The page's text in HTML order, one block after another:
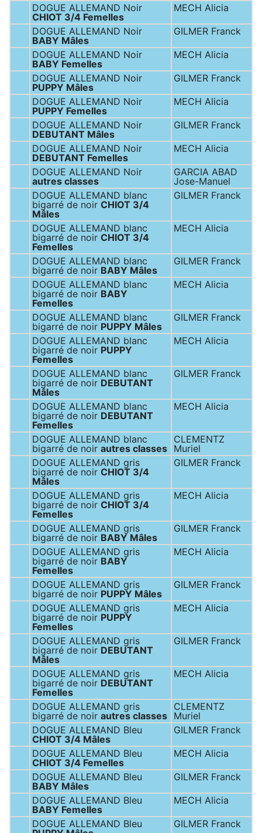
DOGUE ALLEMAND Noir
CHIOT 3/4 Femelles
MECH Alicia
DOGUE ALLEMAND Noir
BABY Mâles
GILMER Franck
DOGUE ALLEMAND Noir
BABY Femelles
MECH Alicia
DOGUE ALLEMAND Noir
PUPPY Mâles
GILMER Franck
DOGUE ALLEMAND Noir
PUPPY Femelles
MECH Alicia
DOGUE ALLEMAND Noir
DEBUTANT Mâles
GILMER Franck
DOGUE ALLEMAND Noir
DEBUTANT Femelles
MECH Alicia
DOGUE ALLEMAND Noir
autres classes
GARCIA ABAD
Jose-Manuel
DOGUE ALLEMAND blanc
bigarré de noirCHIOT 3/4
Mâles
GILMER Franck
DOGUE ALLEMAND blanc
bigarré de noirCHIOT 3/4
Femelles
MECH Alicia
DOGUE ALLEMAND blanc
bigarré de noir BABY Mâles
GILMER Franck
DOGUE ALLEMAND blanc
bigarré de noir BABY
Femelles
MECH Alicia
DOGUE ALLEMAND blanc
bigarré de noir PUPPY Mâles
GILMER Franck
DOGUE ALLEMAND blanc
bigarré de noir PUPPY
Femelles
MECH Alicia
DOGUE ALLEMAND blanc
bigarré de noir DEBUTANT
Mâles
GILMER Franck
DOGUE ALLEMAND blanc
bigarré de noir DEBUTANT
Femelles
MECH Alicia
DOGUE ALLEMAND blanc
bigarré de noirautres classes
CLEMENTZ
Muriel
DOGUE ALLEMAND gris
bigarré de noirCHIOT 3/4
Mâles
GILMER Franck
DOGUE ALLEMAND gris
bigarré de noirCHIOT 3/4
Femelles
MECH Alicia
DOGUE ALLEMAND gris
bigarré de noir BABY Mâles
GILMER Franck
DOGUE ALLEMAND gris
bigarré de noir BABY
Femelles
MECH Alicia
DOGUE ALLEMAND gris
bigarré de noir PUPPY Mâles
GILMER Franck
DOGUE ALLEMAND gris
bigarré de noir PUPPY
Femelles
MECH Alicia
DOGUE ALLEMAND gris
bigarré de noir DEBUTANT
Mâles
GILMER Franck
DOGUE ALLEMAND gris
bigarré de noir DEBUTANT
Femelles
MECH Alicia
DOGUE ALLEMAND gris
bigarré de noirautres classes
CLEMENTZ
Muriel
DOGUE ALLEMAND Bleu
CHIOT 3/4 Mâles
GILMER Franck
DOGUE ALLEMAND Bleu
CHIOT 3/4 Femelles
MECH Alicia
DOGUE ALLEMAND Bleu
BABY Mâles
GILMER Franck
DOGUE ALLEMAND Bleu
BABY Femelles
MECH Alicia
DOGUE ALLEMAND Bleu
GILMER Franck